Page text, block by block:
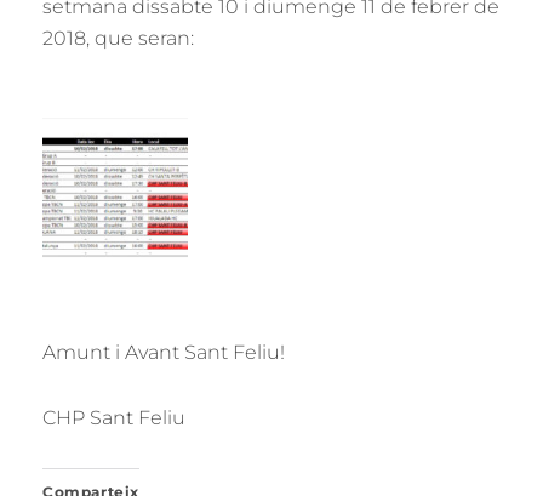
setmana dissabte 10 i diumenge 11 de febrer de
2018, que seran:
Amunt i Avant Sant Feliu!
CHP Sant Feliu
Comparteix